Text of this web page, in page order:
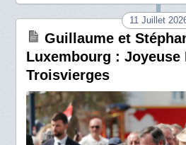
11 Juillet
Guillaume et
Luxembourg : Joyeuse
Troisvierges